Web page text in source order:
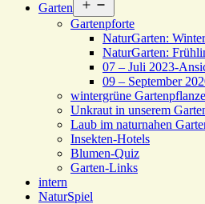
Garten
öffnen
Gartenpforte
NaturGarten:
NaturGarten:
07 – Juli 2023-
09 – September
wintergrüne
Unkraut in unserem
Laub im naturnahen
Insekten-Hotels
Blumen-Quiz
Garten-Links
intern
NaturSpiel